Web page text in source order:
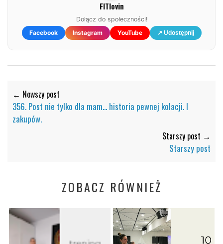
FITlovin
Dołącz do społeczności!
Facebook
Instagram YouTube ↗ Udostępnij
← Nowszy post
356. Post nie tylko dla mam... historia pewnej kolacji. I
zakupów.
Starszy post →
Starszy post
ZOBACZ RÓWNIEŻ